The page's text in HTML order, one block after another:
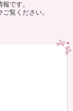
です。
覧ください。